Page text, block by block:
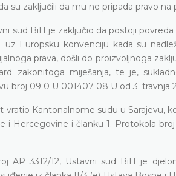
su zaključili da mu ne pripada pravo
sud BiH je zaključio da postoji
uz Europsku konvenciju kada su
prava, došli do proizvoljnoga
zakonitoga miješanja, te je,
broj 09 0 U 001407 08 U od 3. travnja
Kantonalnome sudu u Sarajevu,
i Hercegovine i članku 1. Protokola
AP 3312/12, Ustavni sud BiH je